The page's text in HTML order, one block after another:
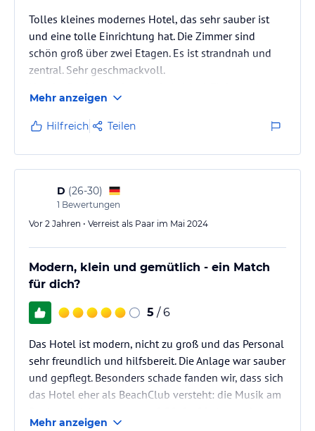
Tolles kleines modernes Hotel, das sehr sauber ist
und eine tolle Einrichtung hat. Die Zimmer sind
schön groß über zwei Etagen. Es ist strandnah und
zentral. Sehr geschmackvoll.
die entspannen wollen.
Mehr anzeigen
Hilfreich Teilen
D (26-30)
1 Bewertungen
Vor 2 Jahren • Verreist als Paar im Mai 2024
Modern, klein und gemütlich - ein Match
für dich?
5 / 6
Das Hotel ist modern, nicht zu groß und das Personal
sehr freundlich und hilfsbereit. Die Anlage war sauber
und gepflegt. Besonders schade fanden wir, dass sich
das Hotel eher als BeachClub versteht: die Musik am
sondern auch relativ laut und wiederholte sich jeden
Mehr anzeigen